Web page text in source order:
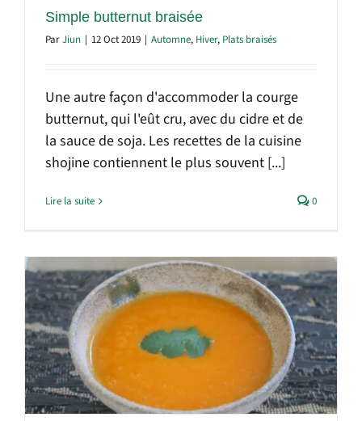
Simple butternut braisée
ParJiun | 12 Oct 2019 | Automne, Hiver, Plats braisés
Une autre façon d'accommoder la courge
butternut, qui l'eût cru, avec du cidre et de
la sauce de soja. Les recettes de la cuisine
shojine contiennent le plus souvent [...]
Lire la suite 0